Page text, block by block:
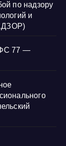
по надзору
и
77 —